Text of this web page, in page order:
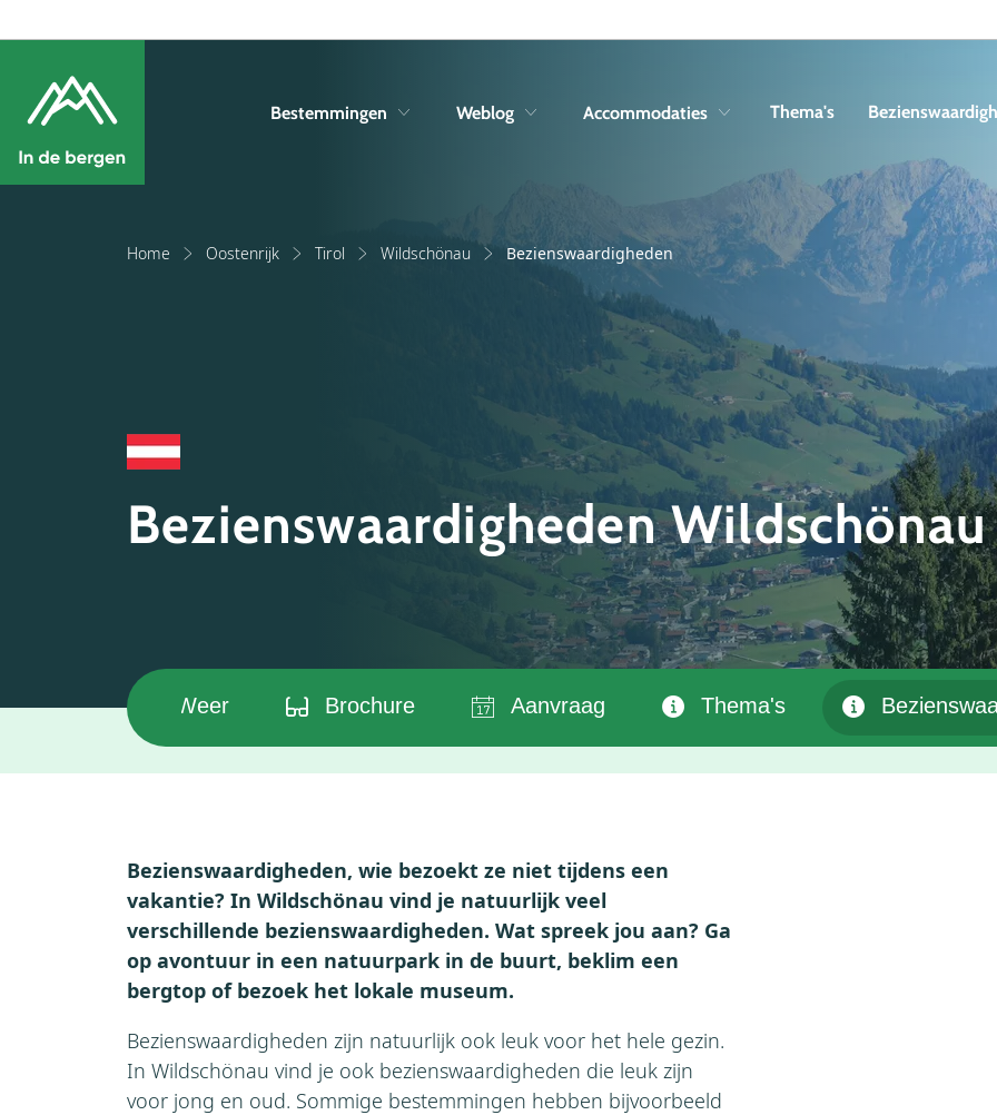
Bestemmingen Weblog Accommodaties Thema's
Home Oostenrijk Tirol Wildschönau Bezienswaardigheden
Bezienswaardigheden Wildschönau
Weer Brochure Aanvraag Thema's
Bezienswaardigheden, wie bezoekt ze niet tijdens een
vakantie? In Wildschönau vind je natuurlijk veel
verschillende bezienswaardigheden. Wat spreek jou aan? Ga
op avontuur in een natuurpark in de buurt, beklim een
bergtop of bezoek het lokale museum.
Bezienswaardigheden zijn natuurlijk ook leuk voor het hele gezin.
In Wildschönau vind je ook bezienswaardigheden die leuk zijn
voor jong en oud. Sommige bestemmingen hebben bijvoorbeeld